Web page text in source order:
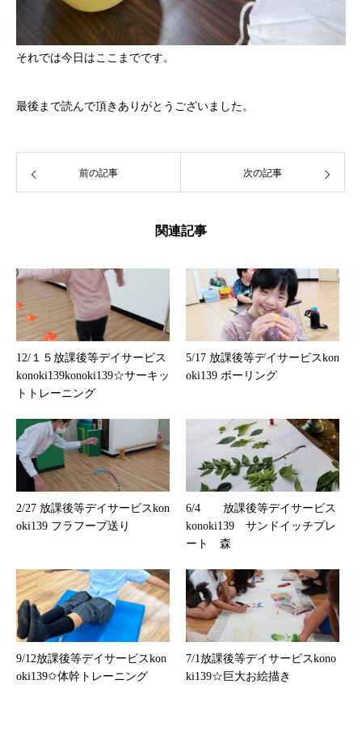
それでは今日はここまでです。
最後まで読んで頂きありがとうございました。
前の記事 次の記事
関連記事
12/１５放課後等デイサービス
konoki139konoki139☆サーキッ
トトレーニング
5/17 放課後等デイサービスkon
oki139 ボーリング
2/27 放課後等デイサービスkon
oki139 フラフープ送り
6/4 放課後等デイサービス
konoki139 サンドイッチプレ
ート 森
9/12放課後等デイサービスkon
oki139✩体幹トレーニング
7/1放課後等デイサービスkono
ki139☆巨大お絵描き